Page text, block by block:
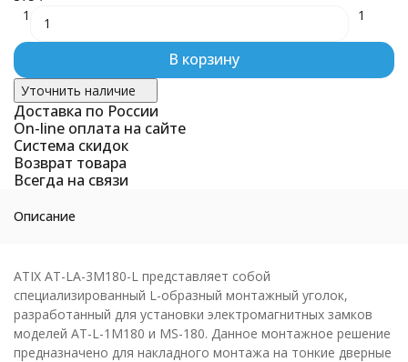
1
1
В корзину
Уточнить наличие
Доставка по России
On-line оплата на сайте
Система скидок
Возврат товара
Всегда на связи
Описание
ATIX AT-LA-3M180-L представляет собой
специализированный L-образный монтажный уголок,
разработанный для установки электромагнитных замков
моделей AT-L-1M180 и MS-180. Данное монтажное решение
предназначено для накладного монтажа на тонкие дверные